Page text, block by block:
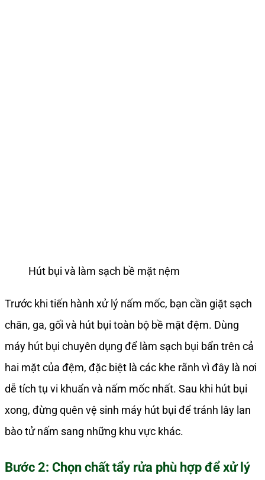
Hút bụi và làm sạch bề mặt nệm
Trước khi tiến hành xử lý nấm mốc, bạn cần giặt sạch
chăn, ga, gối và hút bụi toàn bộ bề mặt đệm. Dùng
máy hút bụi chuyên dụng để làm sạch bụi bẩn trên cả
hai mặt của đệm, đặc biệt là các khe rãnh vì đây là nơi
dễ tích tụ vi khuẩn và nấm mốc nhất. Sau khi hút bụi
xong, đừng quên vệ sinh máy hút bụi để tránh lây lan
bào tử nấm sang những khu vực khác.
Bước 2: Chọn chất tẩy rửa phù hợp để xử lý